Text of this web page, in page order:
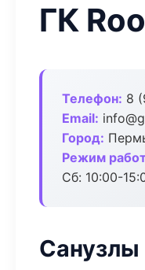
ГК
Телефон: 8
Email:
Город:
Режим
Сб: 10:00-
Санузлы